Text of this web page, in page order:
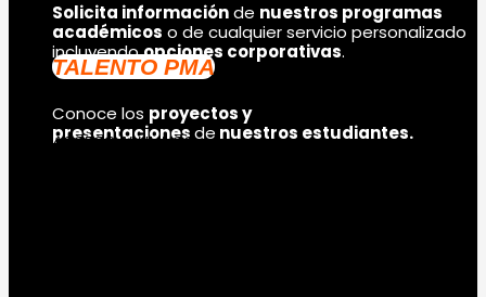
Solicita informaciónde nuestros programas
académicos o de cualquier servicio personalizado
incluyendoopciones corporativas.
TALENTO PMA
Conoce los proyectos y
presentacionesde nuestros estudiantes.
ACCESO ALUMNOS